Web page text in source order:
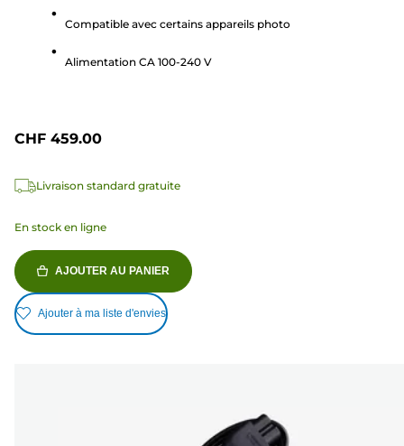
étoiles.
Compatible avec certains appareils photo
Alimentation CA 100-240 V
CHF 459.00
Livraison standard gratuite
En stock en ligne
AJOUTER AU PANIER
Ajouter à ma liste d'envies